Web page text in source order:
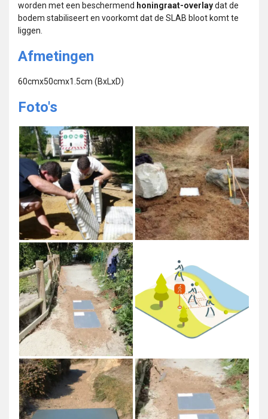
worden met een beschermend honingraat-overlaydat de
bodem stabiliseert en voorkomt dat de SLAB bloot komt te
liggen.
Afmetingen
60cmx50cmx1.5cm (BxLxD)
Foto's